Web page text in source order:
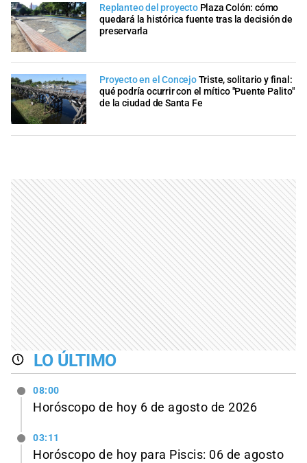
Replanteo del proyecto Plaza Colón: cómo
quedará la histórica fuente tras la decisión de
preservarla
Proyecto en el ConcejoTriste, solitario y final:
qué podría ocurrir con el mítico "Puente Palito"
de la ciudad de Santa Fe
LO ÚLTIMO
08:00
Horóscopo de hoy 6 de agosto de 2026
03:11
Horóscopo de hoy para Piscis: 06 de agosto